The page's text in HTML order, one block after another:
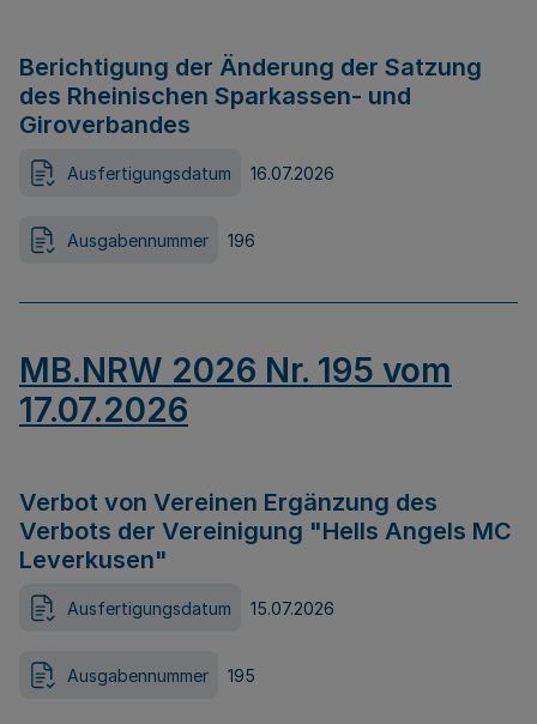
Berichtigung der Änderung der Satzung
des Rheinischen Sparkassen- und
Giroverbandes
Ausfertigungsdatum 16.07.2026
Ausgabennummer 196
MB.NRW 2026 Nr. 195 vom
17.07.2026
Verbot von Vereinen Ergänzung des
Verbots der Vereinigung "Hells Angels MC
Leverkusen"
Ausfertigungsdatum 15.07.2026
Ausgabennummer 195